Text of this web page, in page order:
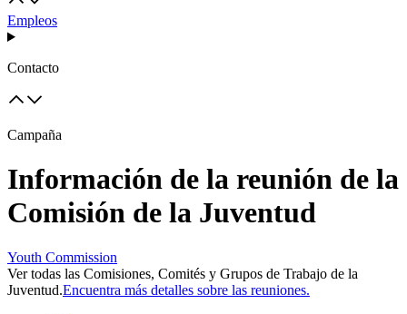
Empleos
Contacto
Campaña
Información de la reunión de la
Comisión de la Juventud
Youth Commission
Ver todas las Comisiones, Comités y Grupos de Trabajo de la
Juventud.Encuentra más detalles sobre las reuniones.